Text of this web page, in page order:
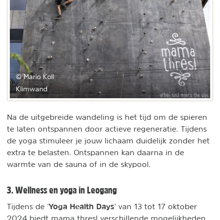
© Mario Koll
Klimwand
Na de uitgebreide wandeling is het tijd om de spieren
te laten ontspannen door actieve regeneratie. Tijdens
de yoga stimuleer je jouw lichaam duidelijk zonder het
extra te belasten. Ontspannen kan daarna in de
warmte van de sauna of in de skypool.
3. Wellness en yoga in Leogang
Tijdens de ‘Yoga Health Days’ van 13 tot 17 oktober
2024 biedt mama thresl verschillende mogelijkheden